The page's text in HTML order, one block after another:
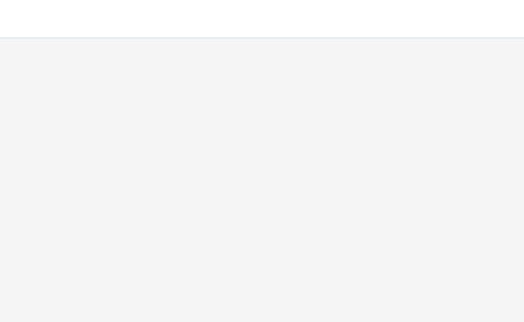
6月号」本日4/28発売！
合併号」本日4/28発売！
売！